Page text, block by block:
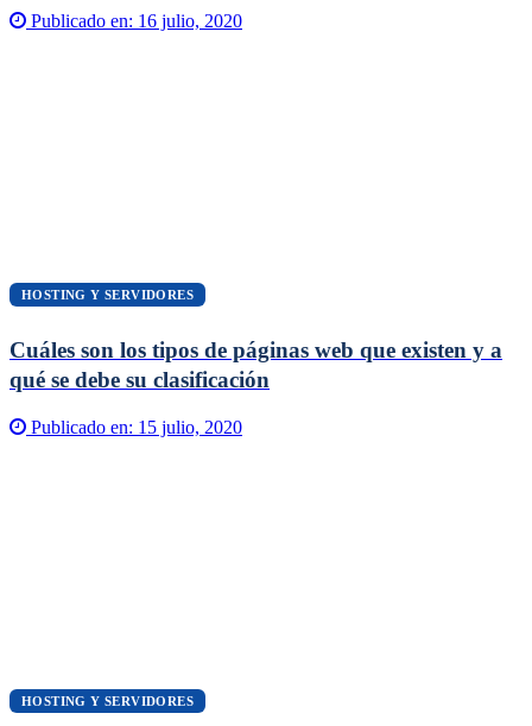
Publicado en: 16 julio, 2020
HOSTING Y SERVIDORES
Cuáles son los tipos de páginas web que existen y a
qué se debe su clasificación
Publicado en: 15 julio, 2020
HOSTING Y SERVIDORES